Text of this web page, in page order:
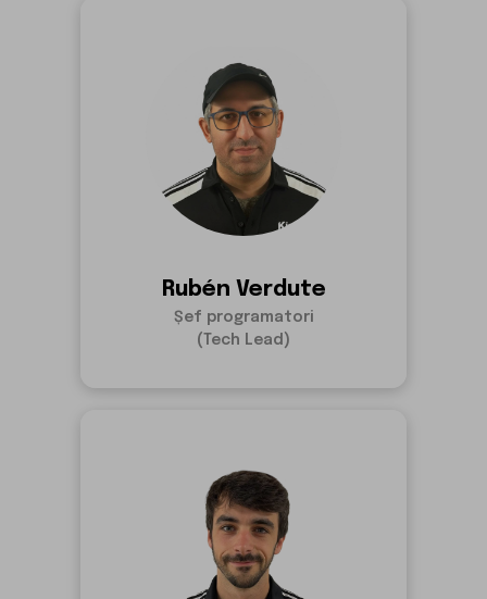
Rubén Verdute
Șef programatori
(Tech Lead)
Șef programatori
(Tech Lead)
who-are-
we.team.ruben.paragraph
Full Stack Developer
who-are-we.team.xabi.paragraph